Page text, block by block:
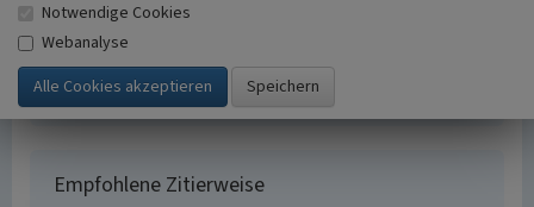
kartierung, Archivauswertung
Historischer Zeitraum
Beginn 1959
Empfohlene Zitierweise
Notwendige Cookies
Webanalyse